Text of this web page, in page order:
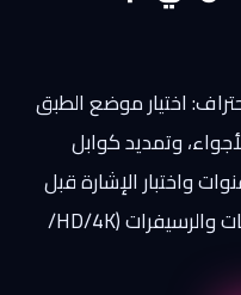
اختيار موضع الطبق
وتمديد كوابل
واختبار الإشارة قبل
المغادرة. نركّب الدش بكل المقاسات والرسيفرات (HD/4K/